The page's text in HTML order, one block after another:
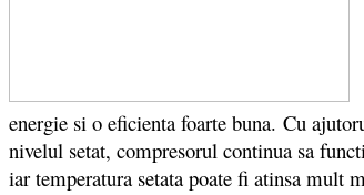
energie si o eficienta foarte buna. Cu
nivelul setat, compresorul continua sa
iar temperatura setata poate fi atinsa mult